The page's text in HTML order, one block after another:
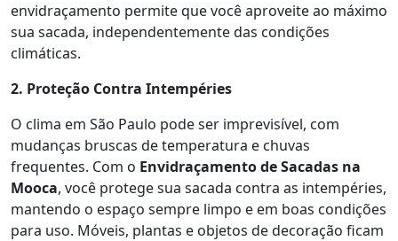
envidraçamento permite que você aproveite ao máximo
sua sacada, independentemente das condições
climáticas.
2. Proteção Contra Intempéries
O clima em São Paulo pode ser imprevisível, com
mudanças bruscas de temperatura e chuvas
frequentes. Com o Envidraçamento de Sacadas na
Mooca, você protege sua sacada contra as intempéries,
mantendo o espaço sempre limpo e em boas condições
para uso. Móveis, plantas e objetos de decoração ficam